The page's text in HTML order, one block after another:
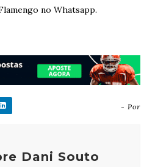
no Whatsapp.
- Por
Dani Souto